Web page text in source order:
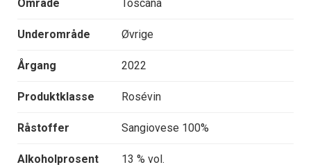
Område Toscana
Underområde Øvrige
Årgang 2022
Produktklasse Rosévin
Råstoffer Sangiovese 100%
Alkoholprosent 13 % vol.